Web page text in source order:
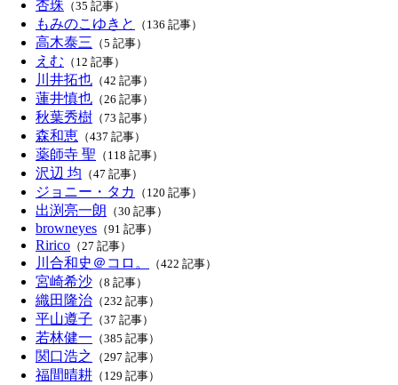
杏珠 （35 記事）
もみのこゆきと （136 記事）
高木泰三 （5 記事）
えむ （12 記事）
川井拓也 （42 記事）
蓮井慎也 （26 記事）
秋葉秀樹 （73 記事）
森和恵 （437 記事）
薬師寺 聖 （118 記事）
沢辺 均 （47 記事）
ジョニー・タカ （120 記事）
出渕亮一朗 （30 記事）
browneyes （91 記事）
Ririco （27 記事）
川合和史＠コロ。 （422 記事）
宮崎希沙 （8 記事）
織田隆治 （232 記事）
平山遵子 （37 記事）
若林健一 （385 記事）
関口浩之 （297 記事）
福間晴耕 （129 記事）